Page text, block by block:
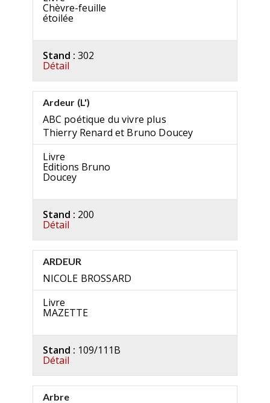
Chèvre-feuille
étoilée
Stand : 302
Détail
Ardeur (L')
ABC poétique du vivre plus
Thierry Renard et Bruno Doucey
Livre
Editions Bruno
Doucey
Stand : 200
Détail
ARDEUR
NICOLE BROSSARD
Livre
MAZETTE
Stand : 109/111B
Détail
Arbre